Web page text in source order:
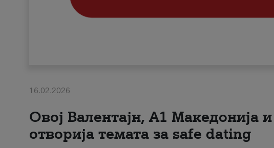
16.02.2026
Овој Валентајн, A1 Македонија
отворија темата за safe dating